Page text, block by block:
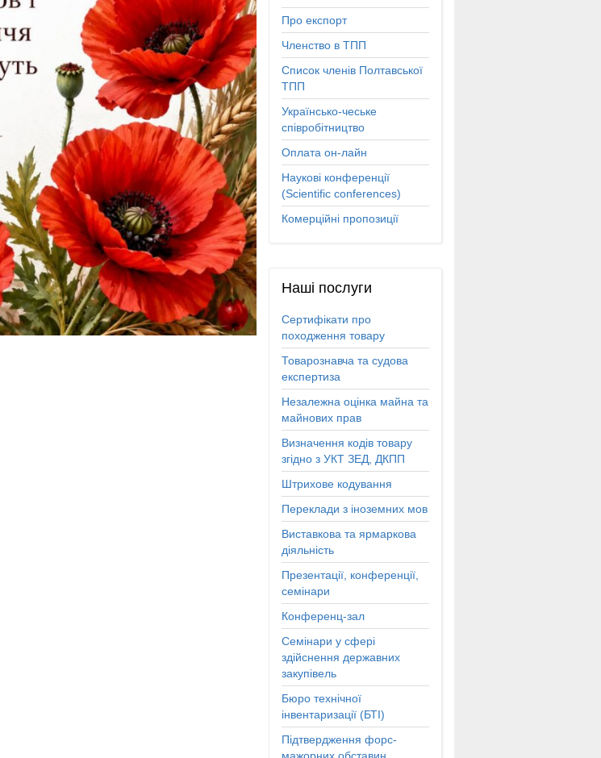
Про експорт
Членство в ТПП
Список членів Полтавської
ТПП
Українсько-чеське
співробітництво
Оплата он-лайн
Наукові конференції
(Scientific conferences)
Комерційні пропозиції
Наші послуги
Сертифікати про
походження товару
Товарознавча та судова
експертиза
Незалежна оцінка майна та
майнових прав
Визначення кодів товару
згідно з УКТ ЗЕД, ДКПП
Штрихове кодування
Переклади з іноземних мов
Виставкова та ярмаркова
діяльність
Презентації, конференції,
семінари
Конференц-зал
Семінари у сфері
здійснення державних
закупівель
Бюро технічної
інвентаризації (БТІ)
Підтвердження форс-
мажорних обставин